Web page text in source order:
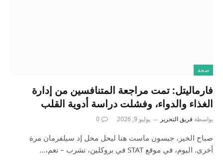
صحة
فارماليتل: تمت مراجعة المتنافسين من إدارة
الغذاء والدواء، وفشلت دراسة أدوية القلب
بواسطة فريق التحرير يوليو 9, 2026 0
صباح الخير، جيسون ماست هنا ليحل محل إد سيلفرمان مرة
أخرى. اليوم، في موقع STAT في بروكلين، نشرب – نعم،…